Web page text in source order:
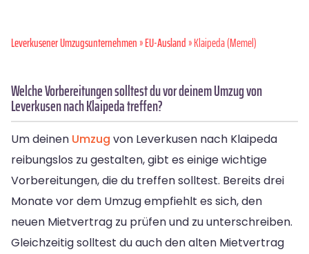
Leverkusener Umzugsunternehmen»EU-Ausland» Klaipeda (Memel)
Welche Vorbereitungen solltest du vor deinem Umzug von
Leverkusen nach Klaipeda treffen?
Um deinen Umzug von Leverkusen nach Klaipeda
reibungslos zu gestalten, gibt es einige wichtige
Vorbereitungen, die du treffen solltest. Bereits drei
Monate vor dem Umzug empfiehlt es sich, den
neuen Mietvertrag zu prüfen und zu unterschreiben.
Gleichzeitig solltest du auch den alten Mietvertrag